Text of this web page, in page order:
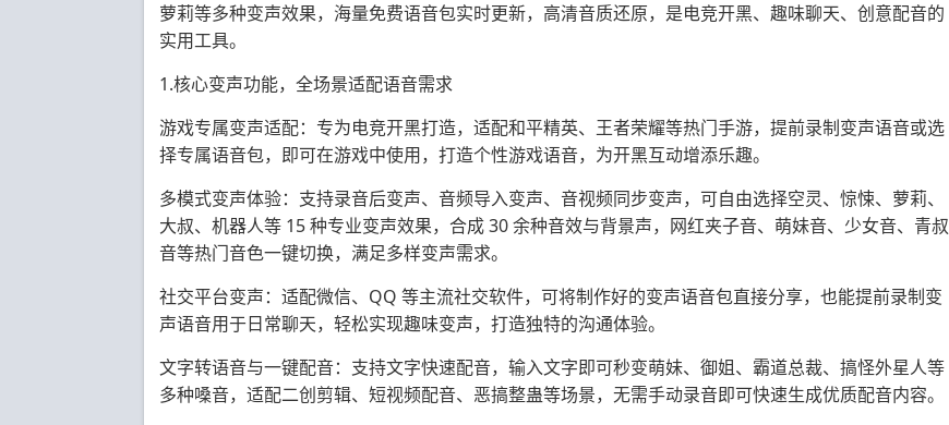
萝莉等多种变声效果，海量免费语音包实时更新，高清音质还原，是电竞开黑、趣味聊天、创意配音的
实用工具。
1.核心变声功能，全场景适配语音需求
游戏专属变声适配：专为电竞开黑打造，适配和平精英、王者荣耀等热门手游，提前录制变声语音或选
择专属语音包，即可在游戏中使用，打造个性游戏语音，为开黑互动增添乐趣。
多模式变声体验：支持录音后变声、音频导入变声、音视频同步变声，可自由选择空灵、惊悚、萝莉、
大叔、机器人等 15 种专业变声效果，合成 30 余种音效与背景声，网红夹子音、萌妹音、少女音、青叔
音等热门音色一键切换，满足多样变声需求。
社交平台变声：适配微信、QQ 等主流社交软件，可将制作好的变声语音包直接分享，也能提前录制变
声语音用于日常聊天，轻松实现趣味变声，打造独特的沟通体验。
文字转语音与一键配音：支持文字快速配音，输入文字即可秒变萌妹、御姐、霸道总裁、搞怪外星人等
多种嗓音，适配二创剪辑、短视频配音、恶搞整蛊等场景，无需手动录音即可快速生成优质配音内容。